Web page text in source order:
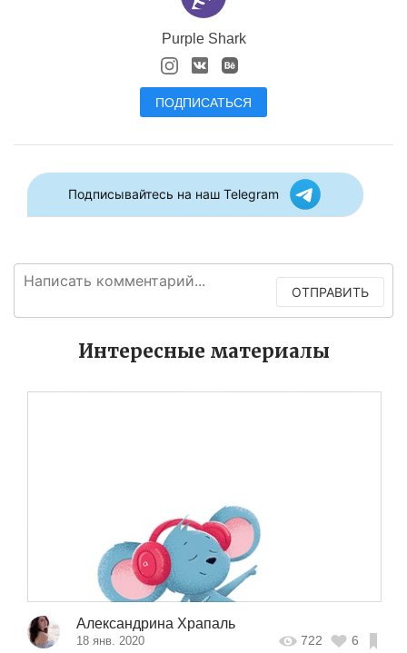
Purple Shark
ПОДПИСАТЬСЯ
Подписывайтесь на наш Telegram
ОТПРАВИТЬ
Интересные материалы
Александрина Храпаль
18 янв. 2020 722 6